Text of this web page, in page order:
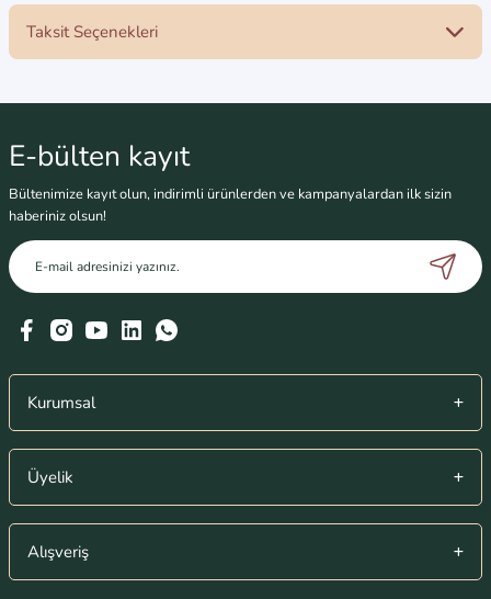
Ürün hakkında henüz soru sorulmamış.
Taksit Seçenekleri
E-bülten kayıt
Bültenimize kayıt olun, indirimli ürünlerden ve kampanyalardan ilk sizin
haberiniz olsun!
Kurumsal
Üyelik
Alışveriş